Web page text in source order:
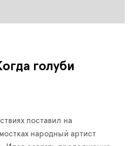
голуби
поставил на
народный артист